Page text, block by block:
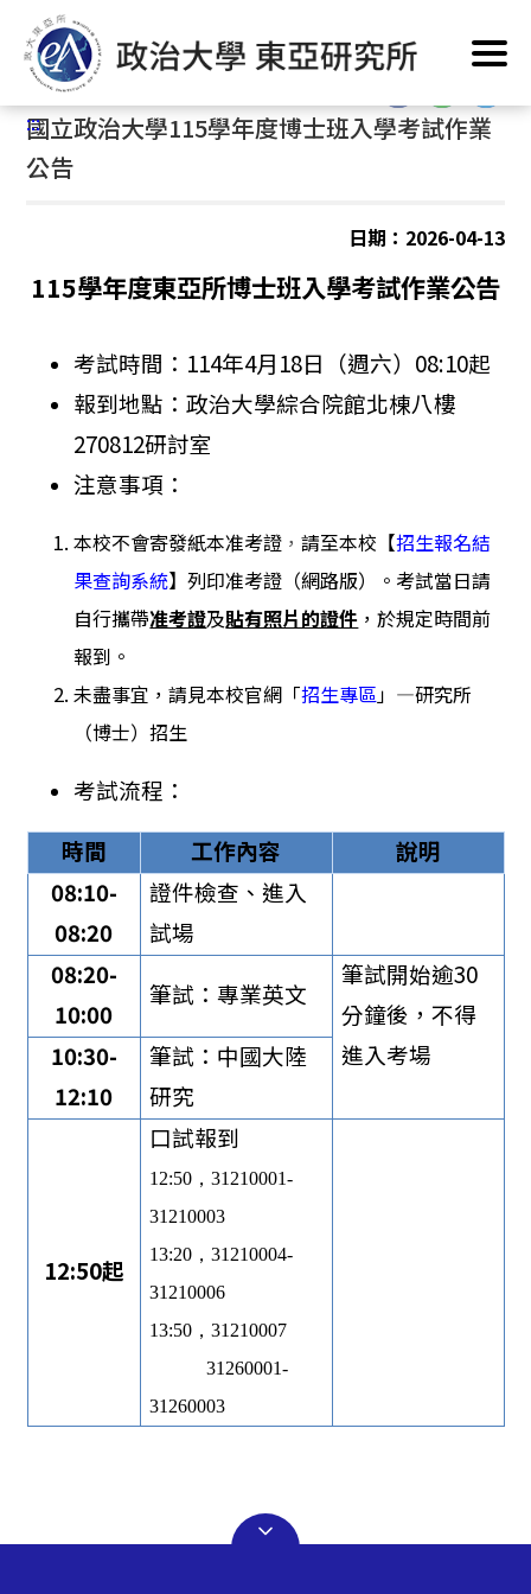
到
要
內
容
首頁/
:::
:::
國立政治大學115學年度博士班入學考試作業
公告
日期：2026-04-13
115學年度東亞所博士班入學考試作業公告
考試時間：114年4月18日（週六）08:10起
報到地點：政治大學綜合院館北棟八樓
270812研討室
注意事項：
本校不會寄發紙本准考證 ，請至本校 【招生報名結
果查詢系統】列印准考證（網路版） 。 考試當日請
自行攜帶准考證及貼有照片的證件 ，於規定時間前
報到。
未盡事宜，請見本校官網「招生專區」—研究所
（博士）招生
考試流程：
時間
工作內容
說明
08:10-
08:20
證件檢查 、 進入
試場
08:20-
10:00
筆試 ：專業英文
筆試開始逾30
分鐘後，不得
進入考場
10:30-
12:10
筆試 ： 中國大陸
研究
12:50起
口試報到
12:50，31210001-
31210003
13:20，31210004-
31210006
13:50，31210007
31260001-
31260003